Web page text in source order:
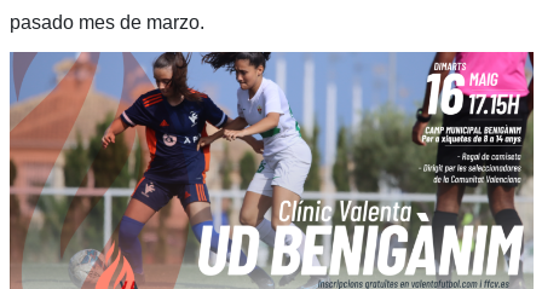
pasado mes de marzo.